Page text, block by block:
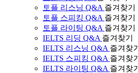
토플 리스닝 Q&A 즐겨찾기
토플 스피킹 Q&A 즐겨찾기
토플 라이팅 Q&A 즐겨찾기
IELTS 리딩 Q&A 즐겨찾기
IELTS 리스닝 Q&A 즐겨찾기
IELTS 스피킹 Q&A 즐겨찾기
IELTS 라이팅 Q&A 즐겨찾기